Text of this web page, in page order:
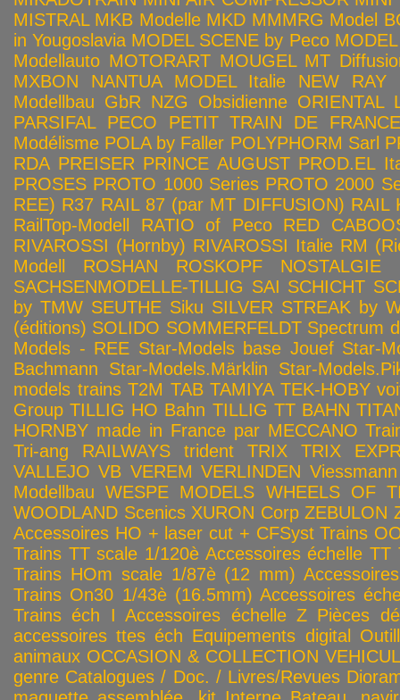
MISTRAL MKB Modelle MKD MMMRG Model
in Yougoslavia MODEL SCENE by Peco
Modellauto MOTORART MOUGEL MT
MXBON
NANTUA MODEL Italie NEW RAY
Modellbau GbR NZG Obsidienne ORIENTAL
PARSIFAL
PECO
PETIT TRAIN DE FRANCE
Modélisme POLA by Faller POLYPHORM Sarl
RDA PREISER PRINCE AUGUST PROD.EL
PROSES PROTO 1000 Series PROTO 2000
REE) R37 RAIL 87 (par MT DIFFUSION) RAIL
RailTop-Modell
RATIO of Peco
RED
RIVAROSSI (Hornby) RIVAROSSI Italie RM
Modell
ROSHAN ROSKOPF NOSTALGIE
SACHSENMODELLE-TILLIG SAI SCHICHT
by TMW SEUTHE Siku SILVER STREAK by
(éditions) SOLIDO SOMMERFELDT Spectrum
Models - REE Star-Models base Jouef Star-
Bachmann
Star-Models.Märklin
Star-
models trains T2M TAB TAMIYA TEK-HOBY
Group TILLIG HO Bahn TILLIG TT BAHN
HORNBY made in France par MECCANO
Tri-ang RAILWAYS
trident TRIX
TRIX
VALLEJO VB VEREM VERLINDEN Viessmann
Modellbau WESPE MODELS WHEELS OF
WOODLAND Scenics XURON Corp ZEBULON
Accessoires HO + laser cut + CFSyst Trains
Trains TT scale 1/120è Accessoires échelle TT
Trains HOm scale 1/87è (12 mm)
Trains On30 1/43è (16.5mm) Accessoires
Trains éch I Accessoires échelle Z Pièces
accessoires ttes éch Equipements digital
animaux OCCASION & COLLECTION
genre Catalogues / Doc. / Livres/Revues